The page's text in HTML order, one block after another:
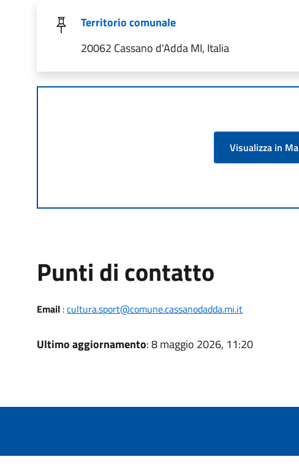
Territorio comunale
20062 Cassano d'Adda MI, Italia
Visualizza in
Punti di contatto
Email:cultura.sport@comune.cassanodadda.mi.it
Ultimo aggiornamento: 8 maggio 2026, 11:20